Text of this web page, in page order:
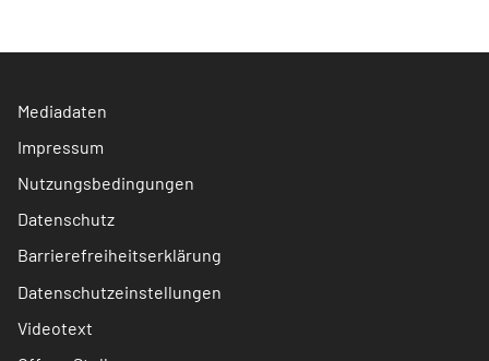
Mediadaten
Impressum
Nutzungsbedingungen
Datenschutz
Barrierefreiheitserklärung
Datenschutzeinstellungen
Videotext